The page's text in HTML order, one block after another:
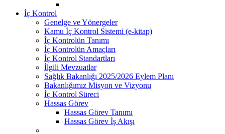
İç Kontrol
Genelge ve Yönergeler
Kamu İç Kontrol Sistemi (e-kitap)
İç Kontrolün Tanımı
İç Kontrolün Amaçları
İç Kontrol Standartları
İlgili Mevzuatlar
Sağlık Bakanlığı 2025/2026 Eylem Planı
Bakanlığımız Misyon ve Vizyonu
İç Kontrol Süreci
Hassas Görev
Hassas Görev Tanımı
Hassas Görev İş Akışı